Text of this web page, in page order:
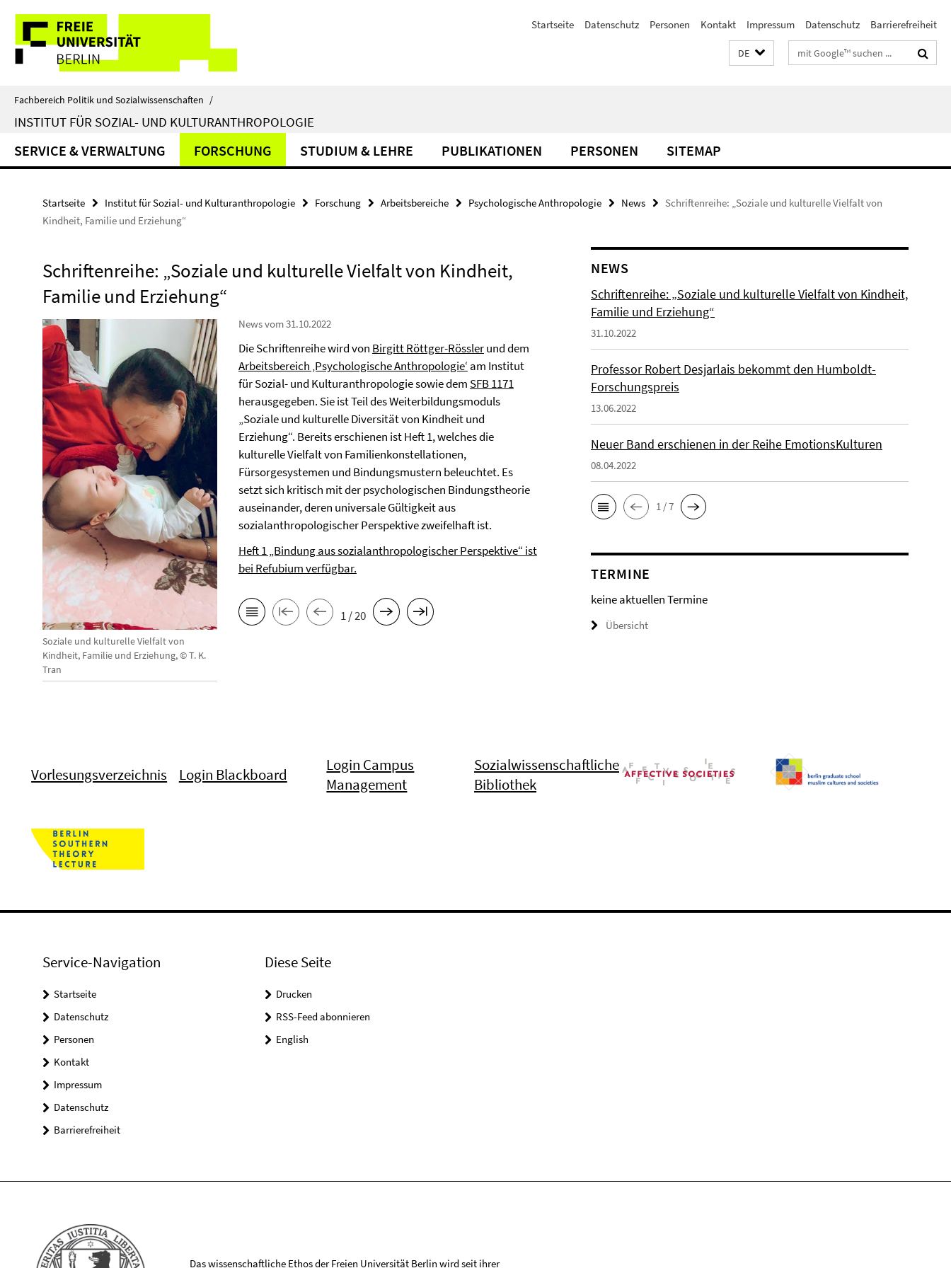
direkt
Inhalt
Service-
Navigation
Startseite Datenschutz Personen Kontakt Impressum Datenschutz Barrierefreiheit
DE Suchbegriffe
Fachbereich Politik und Sozialwissenschaften /
INSTITUT FÜR SOZIAL- UND KULTURANTHROPOLOGIE
SERVICE & VERWALTUNG FORSCHUNG STUDIUM & LEHRE PUBLIKATIONEN PERSONEN SITEMAP
Startseite Institut für Sozial- und Kulturanthropologie Forschung Arbeitsbereiche Psychologische Anthropologie News
Schriftenreihe: „Soziale und kulturelle Vielfalt von
Kindheit, Familie und Erziehung“
Schriftenreihe: „Soziale und kulturelle Vielfalt von Kindheit,
Familie und Erziehung“
Soziale und kulturelle Vielfalt von
Kindheit, Familie und Erziehung, © T. K.
Tran
News vom 31.10.2022
Die Schriftenreihe wird von Birgitt Röttger-Rösslerund dem
Arbeitsbereich ‚Psychologische Anthropologie‘ am Institut
für Sozial- und Kulturanthropologie sowie dem SFB 1171
herausgegeben. Sie ist Teil des Weiterbildungsmoduls
„Soziale und kulturelle Diversität von Kindheit und
Erziehung“. Bereits erschienen ist Heft 1, welches die
kulturelle Vielfalt von Familienkonstellationen,
Fürsorgesystemen und Bindungsmustern beleuchtet. Es
setzt sich kritisch mit der psychologischen Bindungstheorie
auseinander, deren universale Gültigkeit aus
sozialanthropologischer Perspektive zweifelhaft ist.
Heft 1 „Bindung aus sozialanthropologischer Perspektive“ ist
bei Refubium verfügbar.
1 / 20
NEWS
Schriftenreihe: „Soziale und kulturelle Vielfalt von Kindheit,
Familie und Erziehung“
31.10.2022
Professor Robert Desjarlais bekommt den Humboldt-
Forschungspreis
13.06.2022
Neuer Band erschienen in der Reihe EmotionsKulturen
08.04.2022
1 / 7
TERMINE
keine aktuellen Termine
Übersicht
Vorlesungsverzeichnis Login Blackboard
Login Campus
Management
Sozialwissenschaftliche
Bibliothek
Service-Navigation
Startseite
Datenschutz
Personen
Kontakt
Impressum
Datenschutz
Barrierefreiheit
Diese Seite
Drucken
RSS-Feed abonnieren
English
Das wissenschaftliche Ethos der Freien Universität Berlin wird seit ihrer